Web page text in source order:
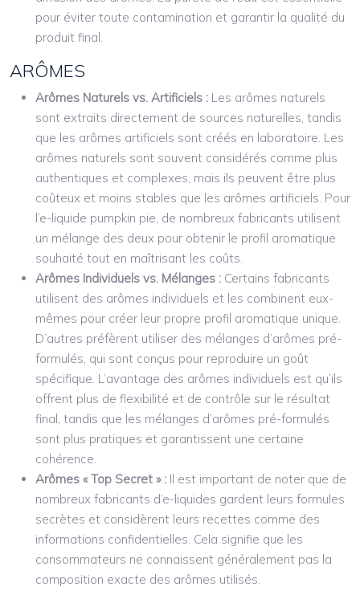
pour éviter toute contamination et garantir la qualité du
produit final.
ARÔMES
Arômes Naturels vs. Artificiels : Les arômes naturels
sont extraits directement de sources naturelles, tandis
que les arômes artificiels sont créés en laboratoire. Les
arômes naturels sont souvent considérés comme plus
authentiques et complexes, mais ils peuvent être plus
coûteux et moins stables que les arômes artificiels. Pour
l’e-liquide pumpkin pie, de nombreux fabricants utilisent
un mélange des deux pour obtenir le profil aromatique
souhaité tout en maîtrisant les coûts.
Arômes Individuels vs. Mélanges : Certains fabricants
utilisent des arômes individuels et les combinent eux-
mêmes pour créer leur propre profil aromatique unique.
D’autres préfèrent utiliser des mélanges d’arômes pré-
formulés, qui sont conçus pour reproduire un goût
spécifique. L’avantage des arômes individuels est qu’ils
offrent plus de flexibilité et de contrôle sur le résultat
final, tandis que les mélanges d’arômes pré-formulés
sont plus pratiques et garantissent une certaine
cohérence.
Arômes « Top Secret » : Il est important de noter que de
nombreux fabricants d’e-liquides gardent leurs formules
secrètes et considèrent leurs recettes comme des
informations confidentielles. Cela signifie que les
consommateurs ne connaissent généralement pas la
composition exacte des arômes utilisés.